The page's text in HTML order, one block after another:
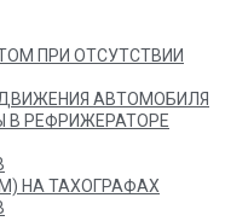
ПРИ ОТСУТСТВИИ
АВТОМОБИЛЯ
В РЕФРИЖЕРАТОРЕ
НА ТАХОГРАФАХ